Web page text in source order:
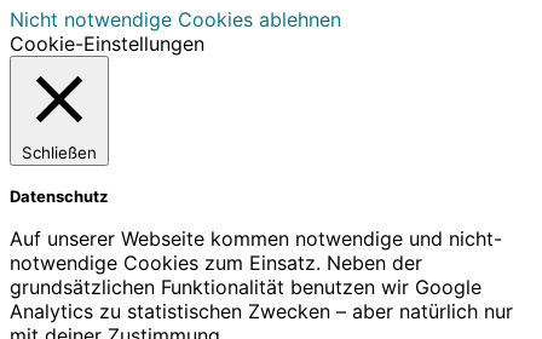
Nicht notwendige Cookies ablehnen
Cookie-Einstellungen
Schließen
Datenschutz
Auf unserer Webseite kommen notwendige und nicht-
notwendige Cookies zum Einsatz. Neben der
grundsätzlichen Funktionalität benutzen wir Google
Analytics zu statistischen Zwecken – aber natürlich nur